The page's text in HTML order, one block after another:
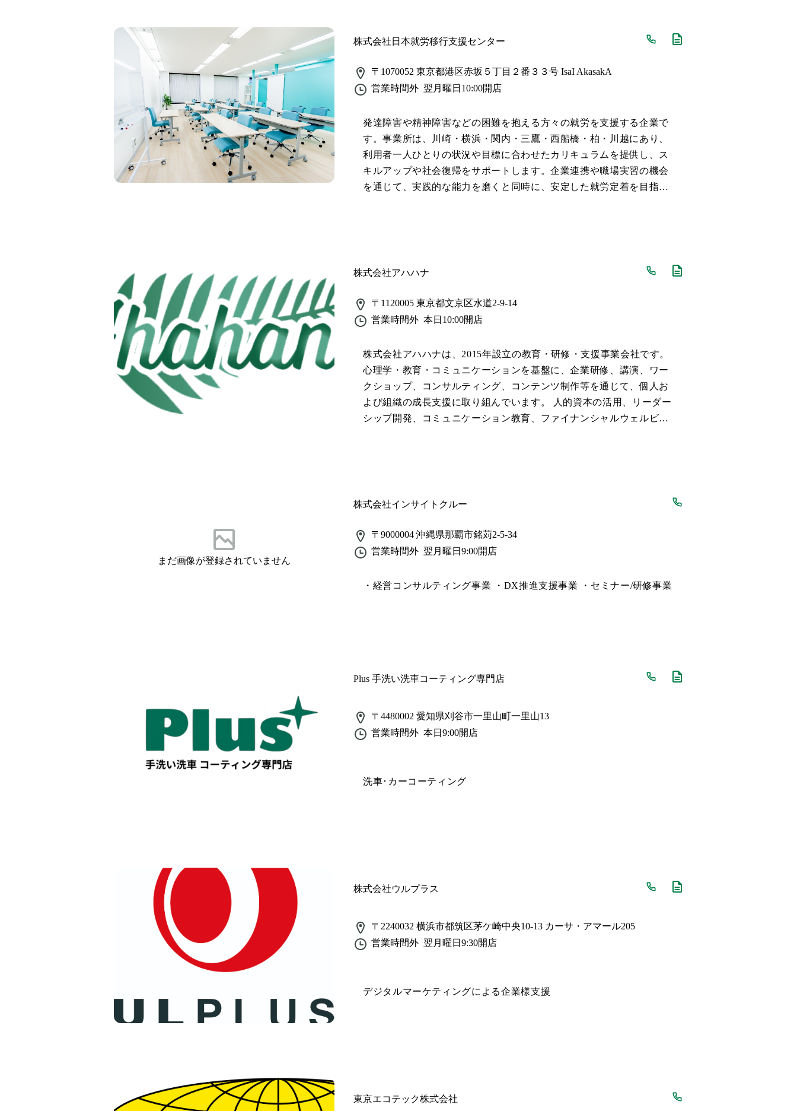
株式会社日本就労移行支援センター
〒1070052 東京都港区赤坂５丁目２番３３号 IsaI AkasakA
営業時間外 翌月曜日10:00開店
発達障害や精神障害などの困難を抱える方々の就労を支援する企業で
す。事業所は、川崎・横浜・関内・三鷹・西船橋・柏・川越にあり、
利用者一人ひとりの状況や目標に合わせたカリキュラムを提供し、ス
キルアップや社会復帰をサポートします。企業連携や職場実習の機会
を通じて、実践的な能力を磨くと同時に、安定した就労定着を目指し
株式会社アハハナ
〒1120005 東京都文京区水道2-9-14
営業時間外 本日10:00開店
株式会社アハハナは、2015年設立の教育・研修・支援事業会社です。
心理学・教育・コミュニケーションを基盤に、企業研修、講演、ワー
クショップ、コンサルティング、コンテンツ制作等を通じて、個人お
よび組織の成長支援に取り組んでいます。 人的資本の活用、リーダー
シップ開発、コミュニケーション教育、ファイナンシャルウェルビー
ります。
株式会社インサイトクルー
まだ画像が登録されていません
〒9000004沖縄県那覇市銘苅2-5-34
営業時間外 翌月曜日9:00開店
・経営コンサルティング事業 ・DX推進支援事業 ・セミナー/研修事業
Plus 手洗い洗車コーティング専門店
〒4480002 愛知県刈谷市一里山町一里山13
営業時間外 本日9:00開店
洗車･カーコーティング
株式会社ウルプラス
〒2240032 横浜市都筑区茅ケ崎中央10-13 カーサ・アマール205
営業時間外 翌月曜日9:30開店
デジタルマーケティングによる企業様支援
東京エコテック株式会社